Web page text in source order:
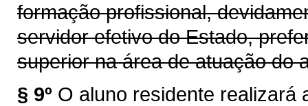
formação profissional,
servidor efetivo do Estado,
superior na área de atuação do
§ 9º O aluno residente realizará